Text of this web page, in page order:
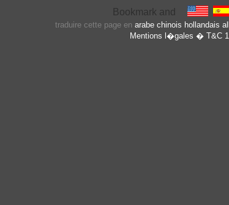
traduire cette page en arabe chinois hollandais
Mentions l�gales � T&C